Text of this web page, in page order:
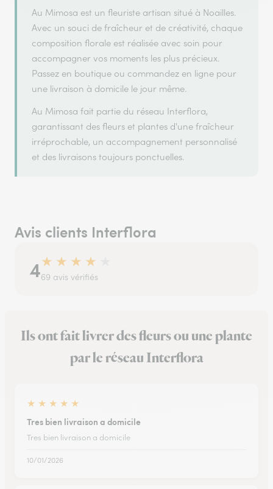
Au Mimosa est un fleuriste artisan situé à Noailles.
Avec un souci de fraîcheur et de créativité, chaque
composition florale est réalisée avec soin pour
accompagner vos moments les plus précieux.
Passez en boutique ou commandez en ligne pour
une livraison à domicile le jour même.
Au Mimosa fait partie du réseau Interflora,
garantissant des fleurs et plantes d'une fraîcheur
irréprochable, un accompagnement personnalisé
et des livraisons toujours ponctuelles.
Avis clients Interflora
4★ ★ ★ ★
69 avis vérifiés
Ils ont fait livrer des fleurs ou une plante
par le réseau Interflora
★ ★ ★ ★ ★
Tres bien livraison a domicile
Tres bien livraison a domicile
10/01/2026